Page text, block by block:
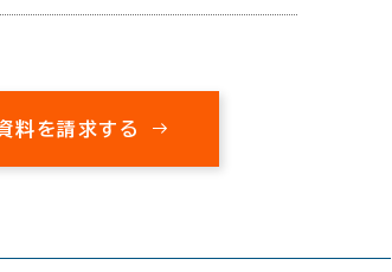
料を請求する